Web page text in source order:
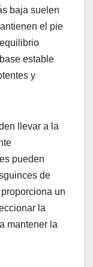
baja suelen
el pie
estable
y
llevar a la
pueden
de
un
la
mantener la